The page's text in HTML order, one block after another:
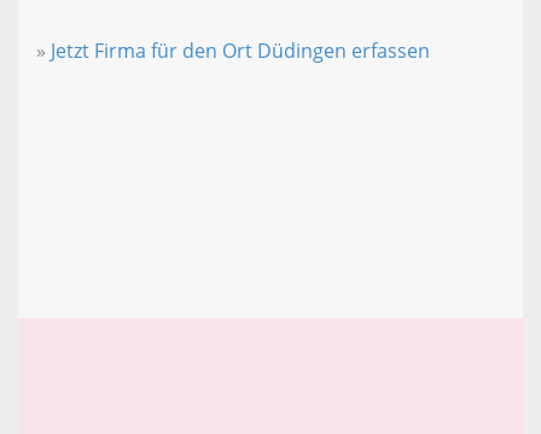
» Jetzt Firma für den Ort Düdingen erfassen